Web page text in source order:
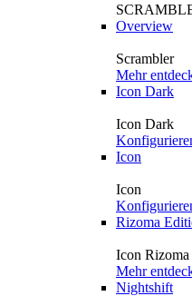
Overview
Scrambler
Mehr
Icon Dark
Icon Dark
Icon
Icon
Rizoma
Icon Rizoma
Mehr
Nightshift